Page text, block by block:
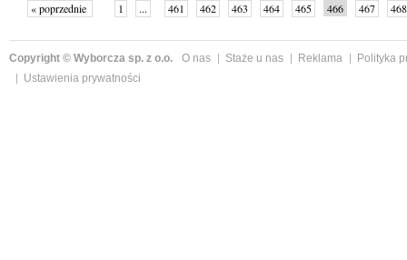
« poprzednie 1 ... 461 462 463 464 465 466 467
468
Copyright © Wyborcza sp. z o.o. O nas Staże u nas Reklama
Polityka
Ustawienia prywatności